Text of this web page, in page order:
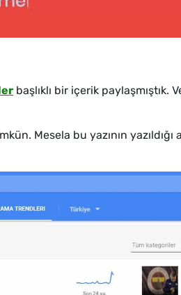
başlıklı bir içerik
Mesela bu yazının yazıldığı